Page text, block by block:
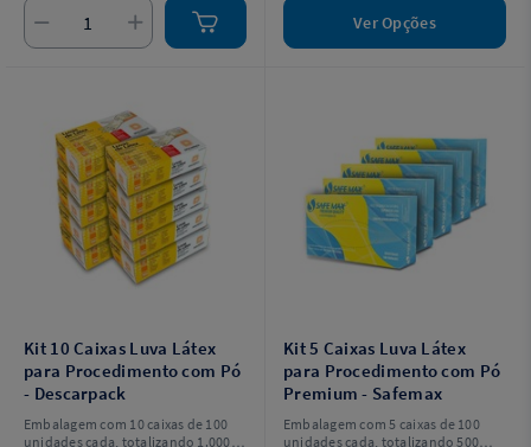
Ver Opções
Kit 10 Caixas Luva Látex
para Procedimento com Pó
- Descarpack
Embalagem com 10 caixas de 100
unidades cada, totalizando 1.000
Kit 5 Caixas Luva Látex
para Procedimento com Pó
Premium - Safemax
Embalagem com 5 caixas de 100
unidades cada, totalizando 500